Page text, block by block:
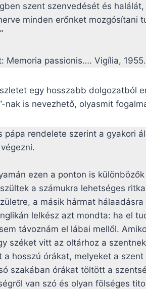
szent szenvedését és
minden erőnket mozgósítani
Memoria passionis…. Vigília,
egy hosszabb dolgozatból
nak is nevezhető, olyasmit
pápa rendelete szerint a gyakori
ezen a ponton is
a számukra lehetséges
a másik hármat
lelkész azt mondta: ha el
távoznám el lábai mellől.
széket vitt az oltárhoz a
a hosszú órákat, melyeket a
szakában órákat töltött a
van szó és olyan fölséges